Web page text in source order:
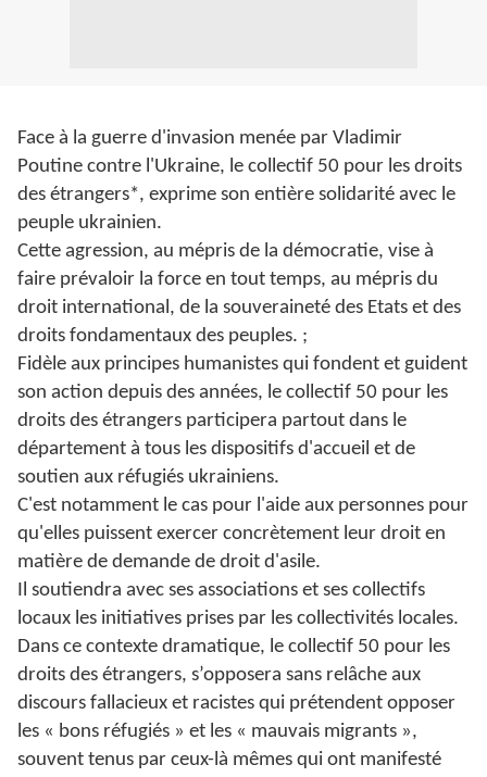
Face à la guerre d'invasion menée par Vladimir
Poutine contre l'Ukraine, le collectif 50 pour les droits
des étrangers*, exprime son entière solidarité avec le
peuple ukrainien.
Cette agression, au mépris de la démocratie, vise à
faire prévaloir la force en tout temps, au mépris du
droit international, de la souveraineté des Etats et des
droits fondamentaux des peuples. ;
Fidèle aux principes humanistes qui fondent et guident
son action depuis des années, le collectif 50 pour les
droits des étrangers participera partout dans le
département à tous les dispositifs d'accueil et de
soutien aux réfugiés ukrainiens.
C'est notamment le cas pour l'aide aux personnes pour
qu'elles puissent exercer concrètement leur droit en
matière de demande de droit d'asile.
Il soutiendra avec ses associations et ses collectifs
locaux les initiatives prises par les collectivités locales.
Dans ce contexte dramatique, le collectif 50 pour les
droits des étrangers, s’opposera sans relâche aux
discours fallacieux et racistes qui prétendent opposer
les « bons réfugiés » et les « mauvais migrants »,
souvent tenus par ceux-là mêmes qui ont manifesté